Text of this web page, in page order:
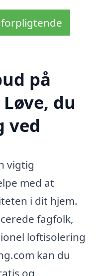
på
du
ved
vigtig
med at
i dit hjem.
fagfolk,
loftisolering
kan du
og